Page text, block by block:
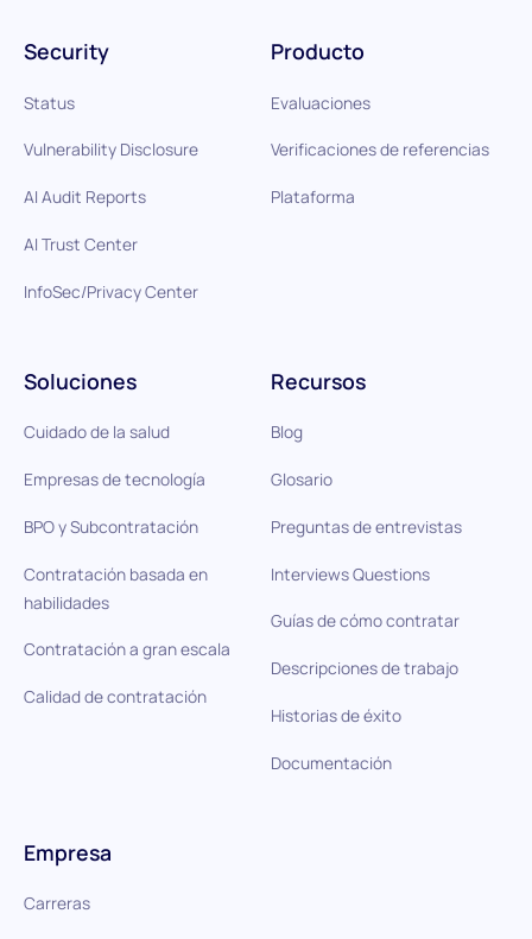
Producto
Evaluaciones
Verificaciones de referencias
Plataforma
Soluciones
Cuidado de la salud
Empresas de tecnología
BPO y Subcontratación
Contratación basada en
habilidades
Contratación a gran escala
Calidad de contratación
Recursos
Blog
Glosario
Preguntas de entrevistas
Interviews Questions
Guías de cómo contratar
Descripciones de trabajo
Historias de éxito
Documentación
Security
Status
Vulnerability Disclosure
AI Audit Reports
AI Trust Center
InfoSec/Privacy Center
Empresa
Carreras